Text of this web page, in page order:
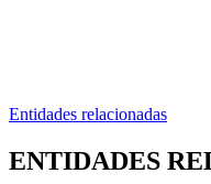
Entidades relacionadas
ENTIDADES